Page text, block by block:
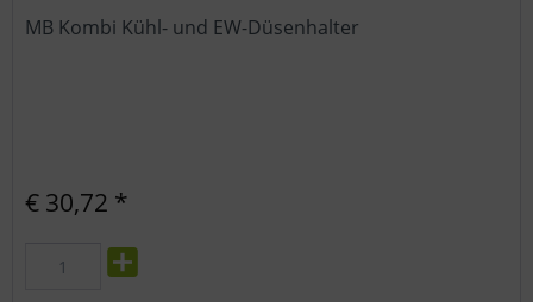
MB Kombi Kühl- und EW-Düsenhalter
€ 30,72 *